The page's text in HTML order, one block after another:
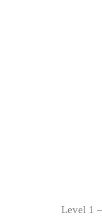
Level 1